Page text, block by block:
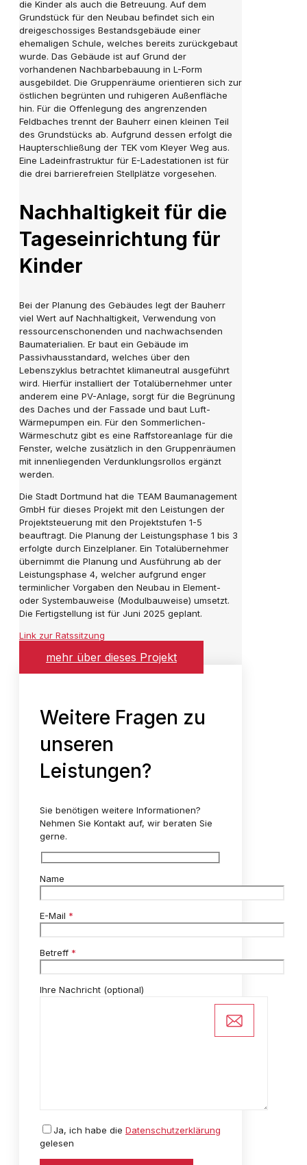
die Kinder als auch die Betreuung. Auf dem
Grundstück für den Neubau befindet sich ein
dreigeschossiges Bestandsgebäude einer
ehemaligen Schule, welches bereits zurückgebaut
wurde. Das Gebäude ist auf Grund der
vorhandenen Nachbarbebauung in L-Form
ausgebildet. Die Gruppenräume orientieren sich zur
östlichen begrünten und ruhigeren Außenfläche
hin. Für die Offenlegung des angrenzenden
Feldbaches trennt der Bauherr einen kleinen Teil
des Grundstücks ab. Aufgrund dessen erfolgt die
Haupterschließung der TEK vom Kleyer Weg aus.
Eine Ladeinfrastruktur für E-Ladestationen ist für
die drei barrierefreien Stellplätze vorgesehen.
Nachhaltigkeit für die
Tageseinrichtung für
Kinder
Bei der Planung des Gebäudes legt der Bauherr
viel Wert auf Nachhaltigkeit, Verwendung von
ressourcenschonenden und nachwachsenden
Baumaterialien. Er baut ein Gebäude im
Passivhausstandard, welches über den
Lebenszyklus betrachtet klimaneutral ausgeführt
wird. Hierfür installiert der Totalübernehmer unter
anderem eine PV-Anlage, sorgt für die Begrünung
des Daches und der Fassade und baut Luft-
Wärmepumpen ein. Für den Sommerlichen-
Wärmeschutz gibt es eine Raffstoreanlage für die
Fenster, welche zusätzlich in den Gruppenräumen
mit innenliegenden Verdunklungsrollos ergänzt
werden.
Die Stadt Dortmund hat die TEAM Baumanagement
GmbH für dieses Projekt mit den Leistungen der
Projektsteuerung mit den Projektstufen 1-5
beauftragt. Die Planung der Leistungsphase 1 bis 3
erfolgte durch Einzelplaner. Ein Totalübernehmer
übernimmt die Planung und Ausführung ab der
Leistungsphase 4, welcher aufgrund enger
terminlicher Vorgaben den Neubau in Element-
oder Systembauweise (Modulbauweise) umsetzt.
Die Fertigstellung ist für Juni 2025 geplant.
Link zur Ratssitzung
mehr über dieses Projekt
Weitere Fragen zu
unseren
Leistungen?
Sie benötigen weitere Informationen?
Nehmen Sie Kontakt auf, wir beraten Sie
gerne.
Name
E-Mail *
Betreff *
Ihre Nachricht (optional)
Ja, ich habe die Datenschutzerklärung
gelesen